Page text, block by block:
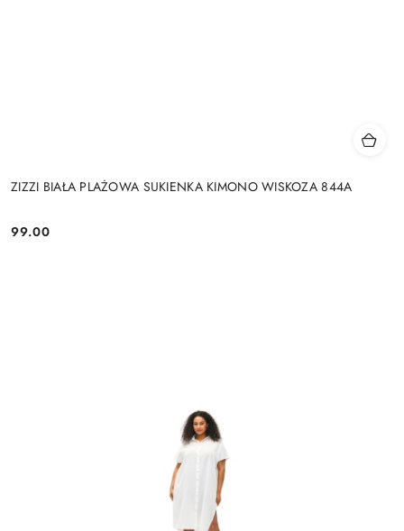
ZIZZI BIAŁA PLAŻOWA SUKIENKA KIMONO WISKOZA 844A
Cena:
99.00